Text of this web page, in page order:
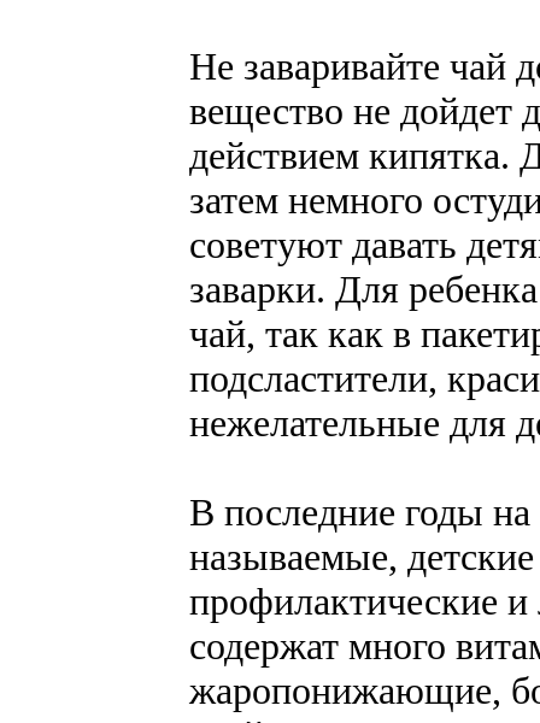
Не заваривайте чай
вещество не дойдет
действием кипятка.
затем немного
советуют давать
заварки. Для
чай, так как в
подсластители,
нежелательные для
В последние годы
называемые,
профилактические
содержат много
жаропонижающие,